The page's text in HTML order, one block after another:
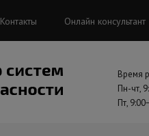
Контакты Онлайн консультант
Время
Пн-чт,
Пт,